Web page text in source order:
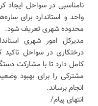
نامناسبی در سواحل ایجاد
واحد و استاندارد برای
محدوده شهری تعریف شود.
مدیرکل امور شهری
درختکاری در سواحل تاکید
کامل دارد تا با مشارکت
مشترکی را برای بهبود
انجام برساند.
انتهای پیام/